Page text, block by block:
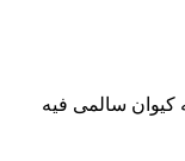
کیوان سالمی فیه